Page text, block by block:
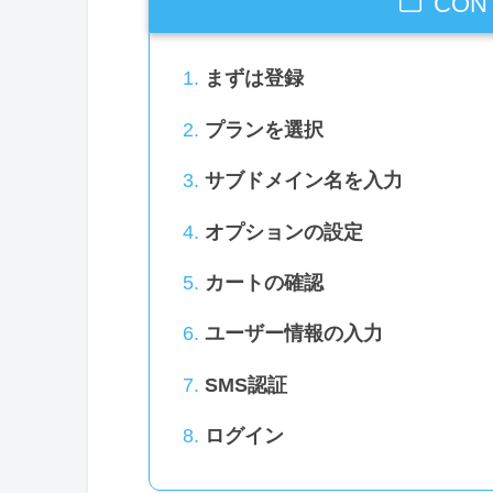
まずは登録
プランを選択
サブドメイン名を入力
オプションの設定
カートの確認
ユーザー情報の入力
SMS認証
ログイン